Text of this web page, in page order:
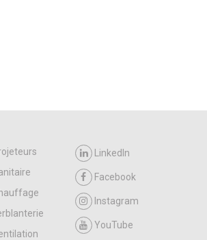
LinkedIn
Facebook
Instagram
YouTube